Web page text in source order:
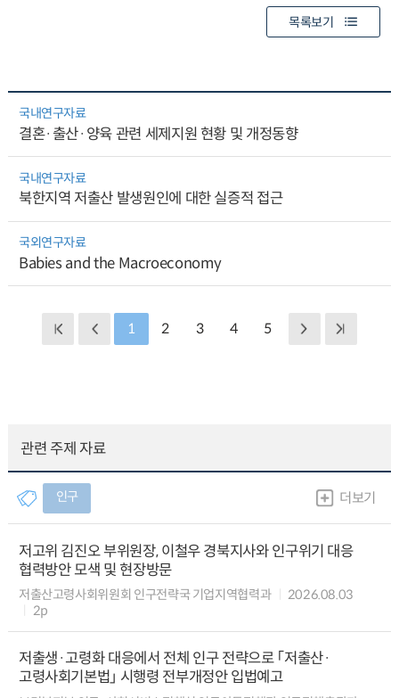
목록보기
국내연구자료
결혼·출산·양육 관련 세제지원 현황 및 개정동향
국내연구자료
북한지역 저출산 발생원인에 대한 실증적 접근
국외연구자료
Babies and the Macroeconomy
1 2 3 4 5
관련 주제 자료
인구 더보기
저고위 김진오 부위원장, 이철우 경북지사와 인구위기 대응
협력방안 모색 및 현장방문
저출산고령사회위원회 인구전략국 기업지역협력과
2026.08.03
2p
저출생·고령화 대응에서 전체 인구 전략으로 「저출산·
고령사회기본법」 시행령 전부개정안 입법예고